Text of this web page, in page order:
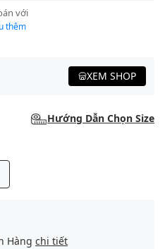
với
thêm
XEM SHOP
Hướng Dẫn Chọn Size
Hàng chi tiết